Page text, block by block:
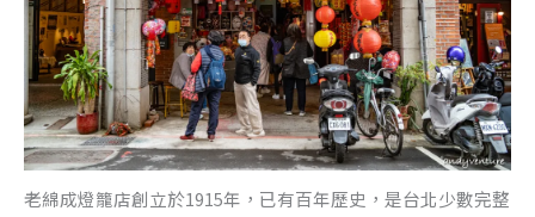
老綿成燈籠店創立於1915年，已有百年歷史，是台北少數完整